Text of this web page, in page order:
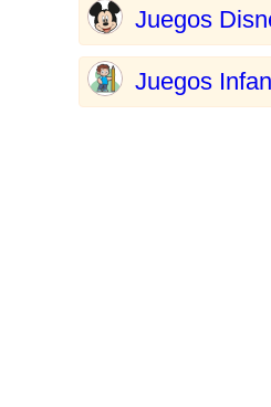
Juegos
Juegos